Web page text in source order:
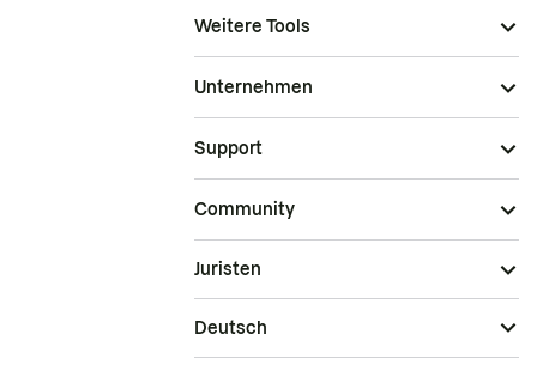
Weitere Tools
Unternehmen
Support
Community
Juristen
Deutsch